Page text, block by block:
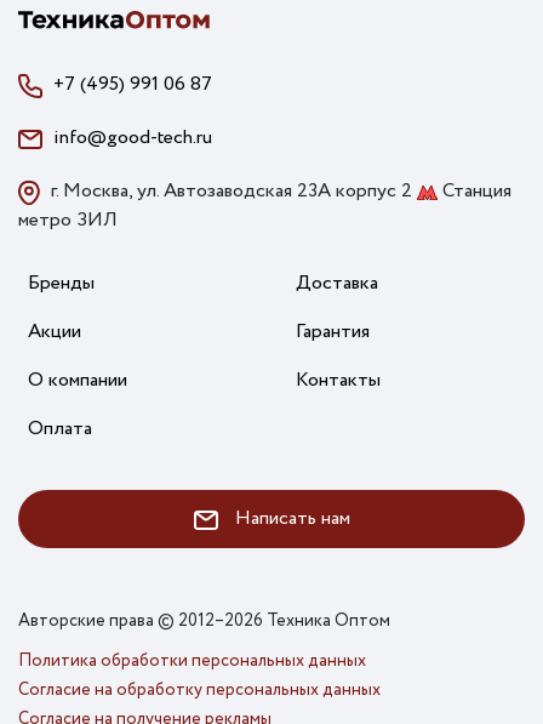
+7 (495) 991 06 87
info@good-tech.ru
г. Москва, ул. Автозаводская 23А корпус 2
Станция
метро ЗИЛ
Бренды
Акции
О компании
Оплата
Доставка
Гарантия
Контакты
Написать нам
Авторские права © 2012–2026 Техника Оптом
Политика обработки персональных данных
Согласие на обработку персональных данных